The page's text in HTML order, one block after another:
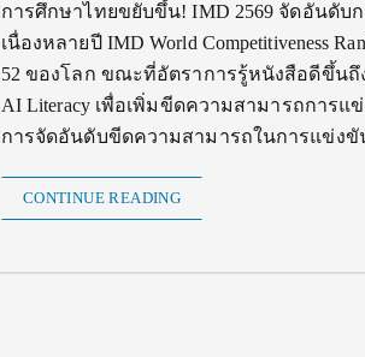
การศึกษาไทยขยับขึ้น! IMD 2569 จัดอันดับ
เนื่องหลายปี IMD World Competitiveness
52 ของโลก ขณะที่อัตราการรู้หนังสือดีขึ้นถึ
AI Literacy เพื่อเพิ่มขีดความสามารถการ
การจัดอันดับขีดความสามารถในการแข่ง
CONTINUE READING